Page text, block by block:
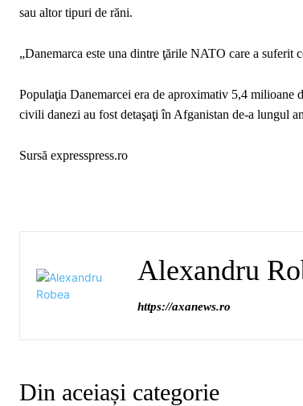
sau altor tipuri de răni.
„Danemarca este una dintre ţările NATO care a
Populaţia Danemarcei era de aproximativ 5,4
civili danezi au fost detaşaţi în Afganistan de-a lungul
Sursă expresspress.ro
Alexandru
https://axanews.ro
Din aceiași categorie